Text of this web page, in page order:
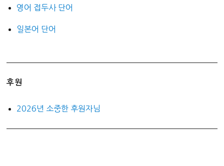
영어 접두사 단어
일본어 단어
후원
2026년 소중한 후원자님